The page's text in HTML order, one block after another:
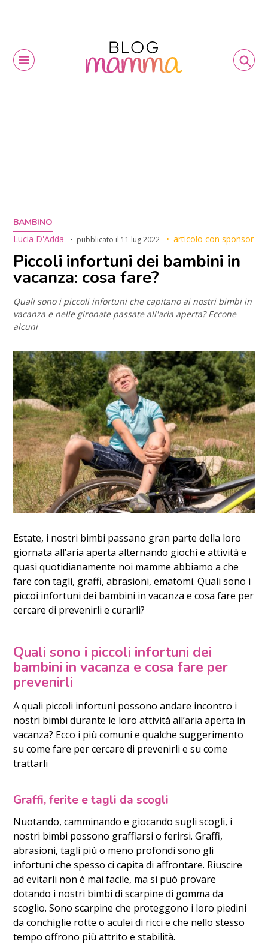
BAMBINO
Lucia D'Adda
pubblicato il 11 lug 2022 articolo con sponsor
Piccoli infortuni dei bambini in
vacanza: cosa fare?
Quali sono i piccoli infortuni che capitano ai nostri bimbi in
vacanza e nelle gironate passate all'aria aperta? Eccone
alcuni
Estate, i nostri bimbi passano gran parte della loro
giornata all’aria aperta alternando giochi e attività e
quasi quotidianamente noi mamme abbiamo a che
fare con tagli, graffi, abrasioni, ematomi. Quali sono i
piccoi infortuni dei bambini in vacanza e cosa fare per
cercare di prevenirli e curarli?
Quali sono i piccoli infortuni dei
bambini in vacanza e cosa fare per
prevenirli
A quali piccoli infortuni possono andare incontro i
nostri bimbi durante le loro attività all’aria aperta in
vacanza? Ecco i più comuni e qualche suggerimento
su come fare per cercare di prevenirli e su come
trattarli
Graffi, ferite e tagli da scogli
Nuotando, camminando e giocando sugli scogli, i
nostri bimbi possono graffiarsi o ferirsi. Graffi,
abrasioni, tagli più o meno profondi sono gli
infortuni che spesso ci capita di affrontare. Riuscire
ad evitarli non è mai facile, ma si può provare
dotando i nostri bimbi di scarpine di gomma da
scoglio. Sono scarpine che proteggono i loro piedini
da conchiglie rotte o aculei di ricci e che nello stesso
tempo offrono più attrito e stabilità.